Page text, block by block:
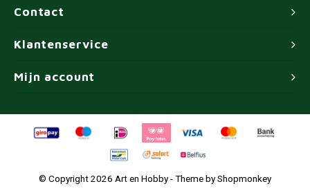
Contact
Klantenservice
Mijn account
© Copyright 2026 Art en Hobby - Theme byShopmonkey